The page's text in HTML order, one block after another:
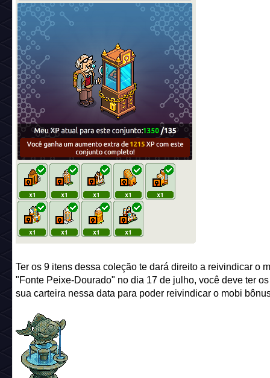
Ter os 9 itens dessa coleção te dará direito a reivindicar o
"Fonte Peixe-Dourado" no dia 17 de julho, você deve ter
sua carteira nessa data para poder reivindicar o mobi